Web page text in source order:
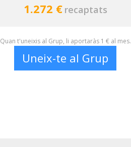
1.272 € recaptats
Quan t'uneixis al Grup, li aportaràs 1 € al mes.
Uneix-te al Grup